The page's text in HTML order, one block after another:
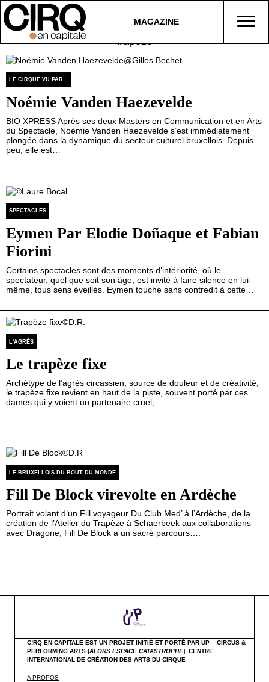
MAGAZINE
trapèze
LE CIRQUE VU PAR...
Noémie Vanden Haezevelde
BIO XPRESS Après ses deux Masters en Communication et en Arts
du Spectacle, Noémie Vanden Haezevelde s’est immédiatement
plongée dans la dynamique du secteur culturel bruxellois. Depuis
peu, elle est…
SPECTACLES
Eymen Par Elodie Doñaque et Fabian
Fiorini
Certains spectacles sont des moments d’intériorité, où le
spectateur, quel que soit son âge, est invité à faire silence en lui-
même, tous sens éveillés. Eymen touche sans contredit à cette…
L'AGRÈS
Le trapèze fixe
Archétype de l’agrès circassien, source de douleur et de créativité,
le trapèze fixe revient en haut de la piste, souvent porté par ces
dames qui y voient un partenaire cruel,…
LE BRUXELLOIS DU BOUT DU MONDE
Fill De Block virevolte en Ardèche
Portrait volant d’un Fill voyageur Du Club Med’ à l’Ardèche, de la
création de l’Atelier du Trapèze à Schaerbeek aux collaborations
avec Dragone, Fill De Block a un sacré parcours….
C!RQ EN CAPITALE EST UN PROJET INITIÉ ET PORTÉ PAR UP – CIRCUS &
PERFORMING ARTS [ALORS ESPACE CATASTROPHE], CENTRE
INTERNATIONAL DE CRÉATION DES ARTS DU CIRQUE
A PROPOS